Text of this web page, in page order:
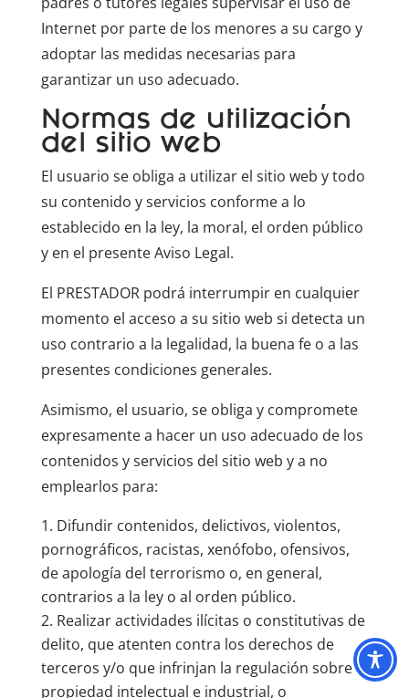
Internet por parte de los menores a su cargo y
adoptar las medidas necesarias para
garantizar un uso adecuado.
Normas de utilización
del sitio web
El usuario se obliga a utilizar el sitio web y todo
su contenido y servicios conforme a lo
establecido en la ley, la moral, el orden público
y en el presente Aviso Legal.
El PRESTADOR podrá interrumpir en cualquier
momento el acceso a su sitio web si detecta un
uso contrario a la legalidad, la buena fe o a las
presentes condiciones generales.
Asimismo, el usuario, se obliga y compromete
expresamente a hacer un uso adecuado de los
contenidos y servicios del sitio web y a no
emplearlos para:
Difundir contenidos, delictivos, violentos,
pornográficos, racistas, xenófobo, ofensivos,
de apología del terrorismo o, en general,
contrarios a la ley o al orden público.
Realizar actividades ilícitas o constitutivas de
delito, que atenten contra los derechos de
terceros y/o que infrinjan la regulación sobre
propiedad intelectual e industrial, o